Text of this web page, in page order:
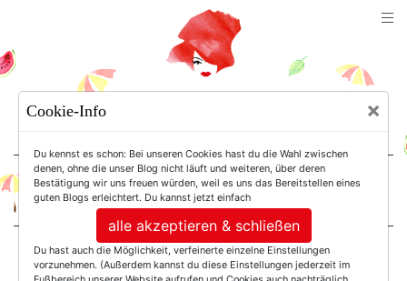
For Women. Not Girls.
Cookie-Info ×
Du kennst es schon: Bei unseren Cookies hast du die Wahl zwischen
denen, ohne die unser Blog nicht läuft und weiteren, über deren
Bestätigung wir uns freuen würden, weil es uns das Bereitstellen eines
guten Blogs erleichtert. Du kannst jetzt einfach
alle akzeptieren & schließen
Du hast auch die Möglichkeit, verfeinerte einzelne Einstellungen
vorzunehmen. (Außerdem kannst du diese Einstellungen jederzeit im